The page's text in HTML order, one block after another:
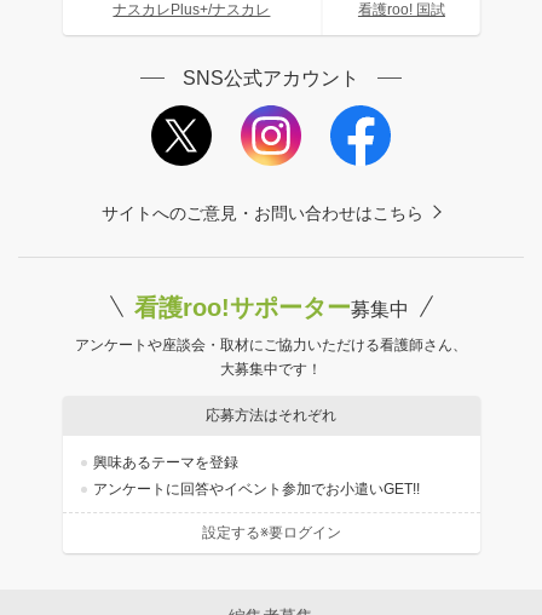
ナスカレPlus+/ナスカレ 看護roo! 国試
SNS公式アカウント
サイトへのご意見・お問い合わせはこちら
看護roo!サポーター募集中
アンケートや座談会・取材にご協力いただける看護師さん、
大募集中です！
応募方法はそれぞれ
興味あるテーマを登録
アンケートに回答やイベント参加でお小遣いGET!!
設定する※要ログイン